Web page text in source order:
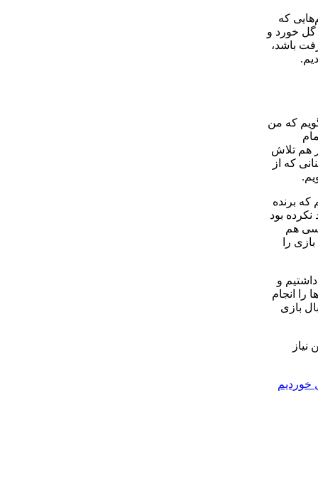
که
گل خورد و
باشد،
که من
هم تلاش
که از
که برنده
بود
هم
را
و
را انجام
بازی
خوردیم